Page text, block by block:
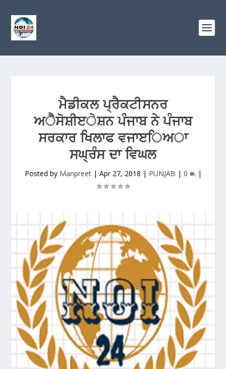
ਮੈਡੀਕਲ ਪ੍ਰੈਕਟੀਸਨਰ
ਅੈਸੋਸ਼ੀੲੇਸ਼ਨ ਪੰਜਾਬ ਨੇ ਪੰਜਾਬ
ਸਰਕਾਰ ਖਿਲਾਫ ਵਜਾੲਿਅਾ
ਸਘ੍ਰੰਸ ਦਾ ਵਿਘਲ
Posted by Manpreet| Apr 27, 2018 | PUNJAB | 0 |